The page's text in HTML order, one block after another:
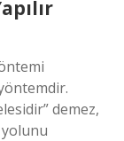
demez,